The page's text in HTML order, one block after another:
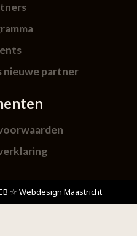
nieuwe partner
☆ Webdesign Maastricht